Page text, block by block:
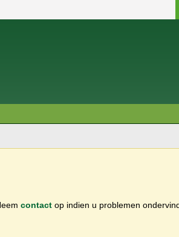
contact op indien u problemen